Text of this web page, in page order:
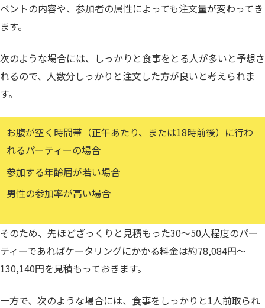
ベントの内容や、参加者の属性によっても注文量が変わってき
ます。
次のような場合には、しっかりと食事をとる人が多いと予想さ
れるので、人数分しっかりと注文した方が良いと考えられま
す。
お腹が空く時間帯（正午あたり、または18時前後）に行わ
れるパーティーの場合
参加する年齢層が若い場合
男性の参加率が高い場合
そのため、先ほどざっくりと見積もった30〜50人程度のパー
ティーであればケータリングにかかる料金は約78,084円〜
130,140円を見積もっておきます。
一方で、次のような場合には、食事をしっかりと1人前取られ